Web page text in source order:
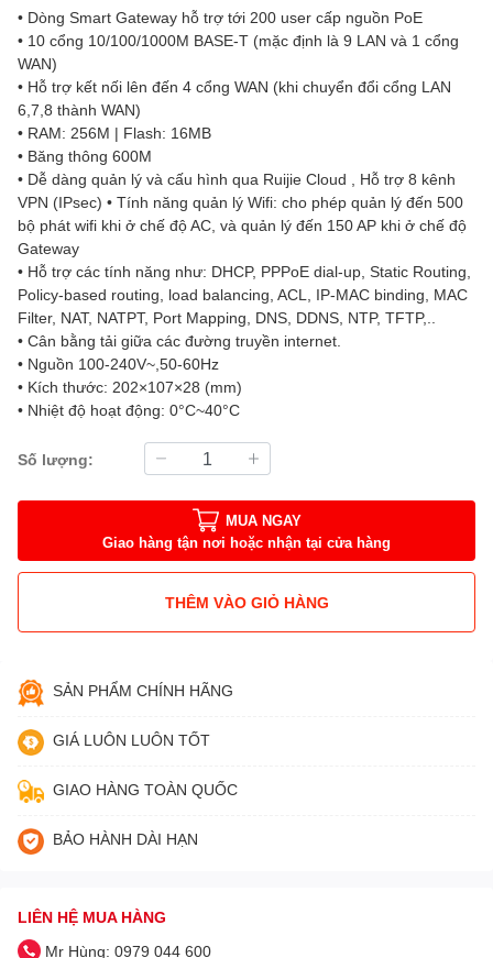
• Dòng Smart Gateway hỗ trợ tới 200 user cấp nguồn PoE
• 10 cổng 10/100/1000M BASE-T (mặc định là 9 LAN và 1 cổng
WAN)
• Hỗ trợ kết nối lên đến 4 cổng WAN (khi chuyển đổi cổng LAN
6,7,8 thành WAN)
• RAM: 256M | Flash: 16MB
• Băng thông 600M
• Dễ dàng quản lý và cấu hình qua Ruijie Cloud , Hỗ trợ 8 kênh
VPN (IPsec) • Tính năng quản lý Wifi: cho phép quản lý đến 500
bộ phát wifi khi ở chế độ AC, và quản lý đến 150 AP khi ở chế độ
Gateway
• Hỗ trợ các tính năng như: DHCP, PPPoE dial-up, Static Routing,
Policy-based routing, load balancing, ACL, IP-MAC binding, MAC
Filter, NAT, NATPT, Port Mapping, DNS, DDNS, NTP, TFTP,..
• Cân bằng tải giữa các đường truyền internet.
• Nguồn 100-240V~,50-60Hz
• Kích thước: 202×107×28 (mm)
• Nhiệt độ hoạt động: 0°C~40°C
Số lượng:
MUA NGAY
Giao hàng tận nơi hoặc nhận tại cửa hàng
THÊM VÀO GIỎ HÀNG
SẢN PHẨM CHÍNH HÃNG
GIÁ LUÔN LUÔN TỐT
GIAO HÀNG TOÀN QUỐC
BẢO HÀNH DÀI HẠN
LIÊN HỆ MUA HÀNG
Mr Hùng: 0979 044 600